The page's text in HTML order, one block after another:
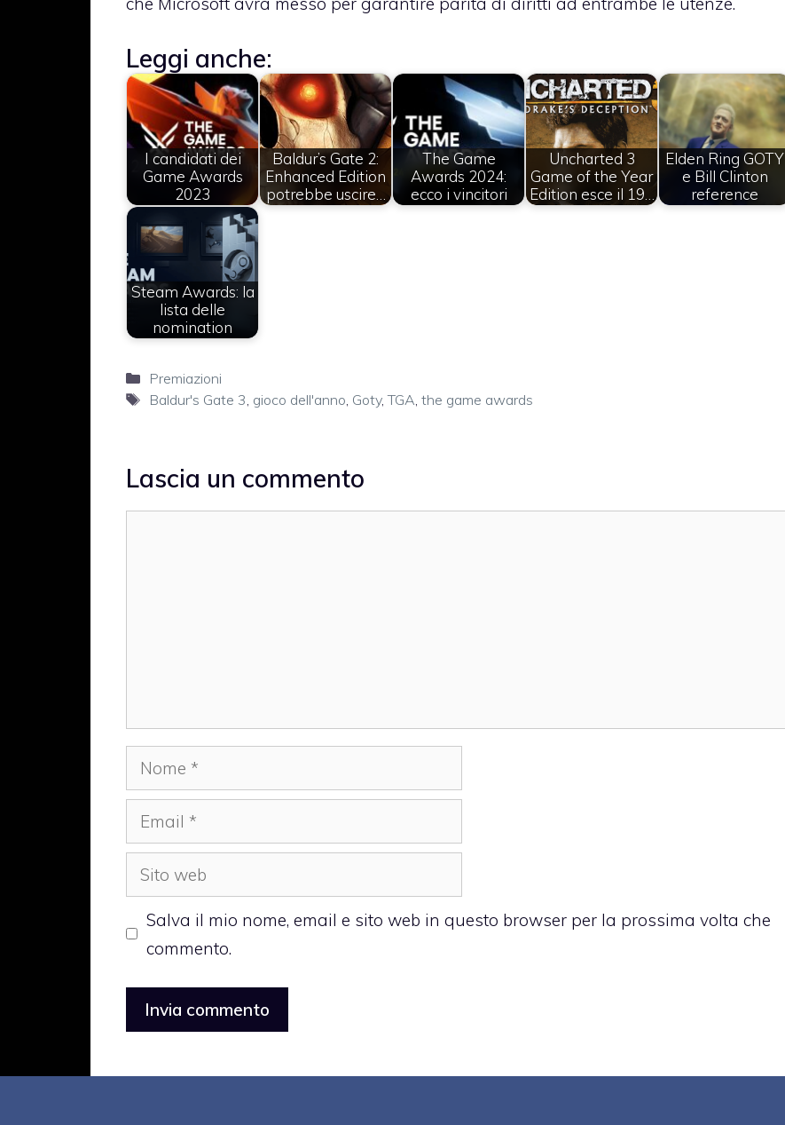
Leggi anche:
I candidati dei
Game Awards
2023
Baldur’s Gate 2:
Enhanced Edition
potrebbe uscire…
The Game
Awards 2024:
ecco i vincitori
Uncharted 3
Game of the Year
Edition esce il 19…
Elden Ring GOTY
e Bill Clinton
reference
Steam Awards: la
lista delle
nomination
Categorie
Premiazioni
Tag
Baldur's Gate 3 gioco dell'anno Goty,TGA the game awards
Lascia un commento
Nome
Email
Sito
web
Salva il mio nome, email e sito web in questo browser per la prossima volta che
commento.